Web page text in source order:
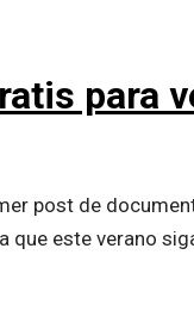
para
post de
que este verano